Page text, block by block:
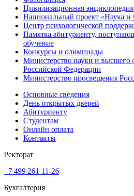
Цивилизационная энциклопедия
Национальный проект «Наука и
Центр психологической
Памятка абитуриенту,
обучение
Конкурсы и олимпиады
Министерство науки и высшего
Российской Федерации
Министерство просвещения
Основные сведения
День открытых дверей
Абитуриенту
Студентам
Онлайн оплата
Контакты
Ректорат
+7 499 261-11-26
Бухгалтерия